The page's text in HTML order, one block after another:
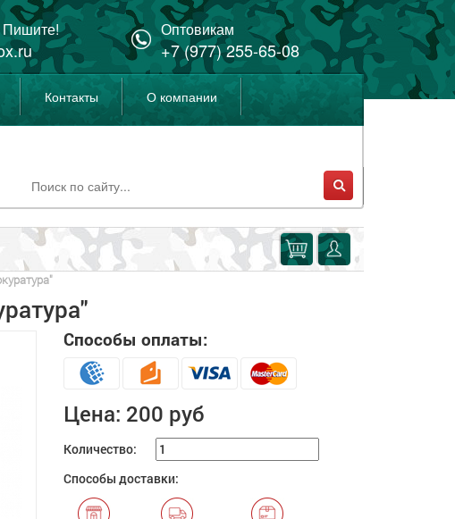
Пишите! Оптовикам
+7 (977) 255-65-08
Контакты О компании
Способы оплаты:
Цена: 200 руб
Количество:
Способы доставки: